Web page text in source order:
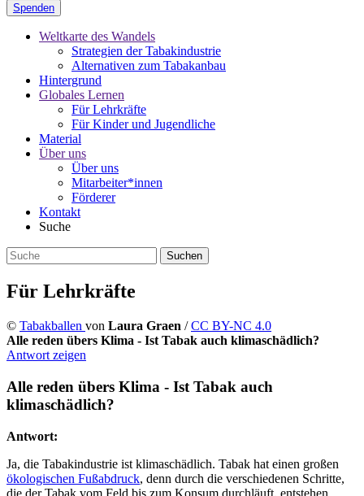
Spenden
Weltkarte des Wandels
Strategien der Tabakindustrie
Alternativen zum Tabakanbau
Hintergrund
Globales Lernen
Für Lehrkräfte
Für Kinder und Jugendliche
Material
Über uns
Über uns
Mitarbeiter*innen
Förderer
Kontakt
Suche
Für Lehrkräfte
© Tabakballen von Laura Graen /CC BY-NC 4.0
Alle reden übers Klima - Ist Tabak auch klimaschädlich?
Antwort zeigen
Alle reden übers Klima - Ist Tabak auch
klimaschädlich?
Antwort:
Ja, die Tabakindustrie ist klimaschädlich. Tabak hat einen großen
ökologischen Fußabdruck, denn durch die verschiedenen Schritte,
die der Tabak vom Feld bis zum Konsum durchläuft, entstehen